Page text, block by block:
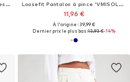
Wide Leg Pantalon à pince 'VMBestie'
Loosefit Pantalon à pince 'VMISOLDE'
11,96 €
À l'origine : 39,99 €
Dernier prix le plus bas :13,93 €-14%